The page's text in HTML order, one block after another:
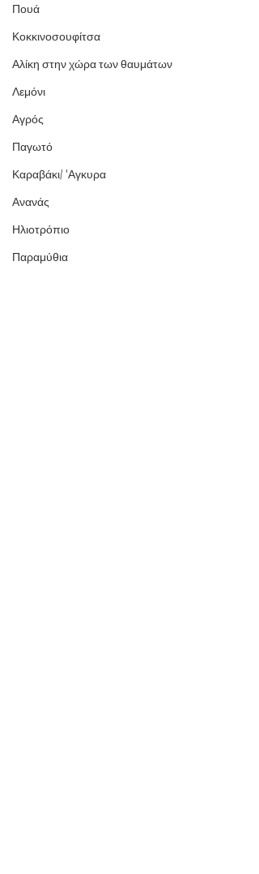
Πουά
Κοκκινοσουφίτσα
Αλίκη στην χώρα των θαυμάτων
Λεμόνι
Αγρός
Παγωτό
Καραβάκι/ 'Αγκυρα
Ανανάς
Ηλιοτρόπιο
Παραμύθια